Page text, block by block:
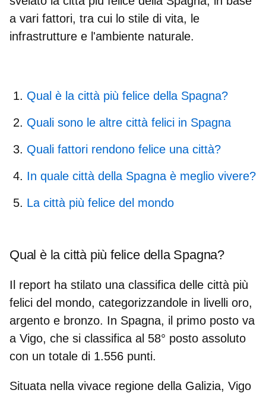
a vari fattori, tra cui lo stile di vita, le
infrastrutture e l'ambiente naturale.
Qual è la città più felice della Spagna?
Quali sono le altre città felici in Spagna
Quali fattori rendono felice una città?
In quale città della Spagna è meglio vivere?
La città più felice del mondo
Qual è la città più felice della Spagna?
Il report ha stilato una classifica delle città più
felici del mondo, categorizzandole in livelli oro,
argento e bronzo. In Spagna, il primo posto va
a Vigo, che si classifica al 58° posto assoluto
con un totale di 1.556 punti.
Situata nella vivace regione della Galizia, Vigo